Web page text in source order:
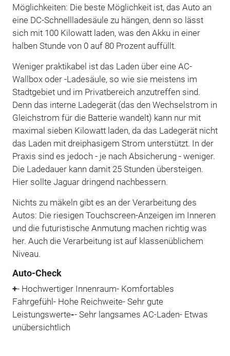
Möglichkeiten: Die beste Möglichkeit ist, das Auto an
eine DC-Schnellladesäule zu hängen, denn so lässt
sich mit 100 Kilowatt laden, was den Akku in einer
halben Stunde von 0 auf 80 Prozent auffüllt.
Weniger praktikabel ist das Laden über eine AC-
Wallbox oder -Ladesäule, so wie sie meistens im
Stadtgebiet und im Privatbereich anzutreffen sind.
Denn das interne Ladegerät (das den Wechselstrom in
Gleichstrom für die Batterie wandelt) kann nur mit
maximal sieben Kilowatt laden, da das Ladegerät nicht
das Laden mit dreiphasigem Strom unterstützt. In der
Praxis sind es jedoch - je nach Absicherung - weniger.
Die Ladedauer kann damit 25 Stunden übersteigen.
Hier sollte Jaguar dringend nachbessern.
Nichts zu mäkeln gibt es an der Verarbeitung des
Autos: Die riesigen Touchscreen-Anzeigen im Inneren
und die futuristische Anmutung machen richtig was
her. Auch die Verarbeitung ist auf klassenüblichem
Niveau.
Auto-Check
+- Hochwertiger Innenraum- Komfortables
Fahrgefühl- Hohe Reichweite- Sehr gute
Leistungswerte-- Sehr langsames AC-Laden- Etwas
unübersichtlich